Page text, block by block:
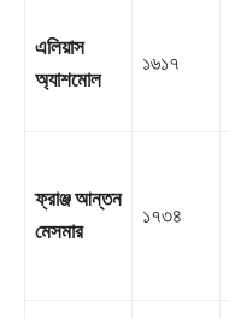
এলিয়াস
অ্যাশমোল
১৬১৭
ফ্রাঞ্জ আন্তন
মেসমার
১৭৩৪